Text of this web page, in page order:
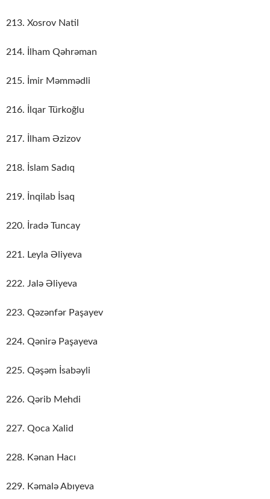
213. Xosrov Natil
214. İlham Qəhrəman
215. İmir Məmmədli
216. İlqar Türkoğlu
217. İlham Əzizov
218. İslam Sadıq
219. İnqilab İsaq
220. İradə Tuncay
221. Leyla Əliyeva
222. Jalə Əliyeva
223. Qəzənfər Paşayev
224. Qənirə Paşayeva
225. Qəşəm İsabəyli
226. Qərib Mehdi
227. Qoca Xalid
228. Kənan Hacı
229. Kəmalə Abıyeva